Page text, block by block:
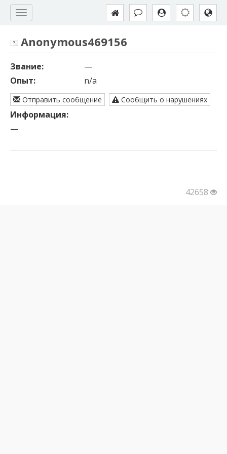
Anonymous469156
Звание:
—
Опыт:
n/a
Отправить сообщение Сообщить о нарушениях
Информация:
—
42658